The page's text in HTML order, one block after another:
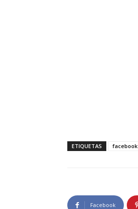
ETIQUETAS facebook
Facebook